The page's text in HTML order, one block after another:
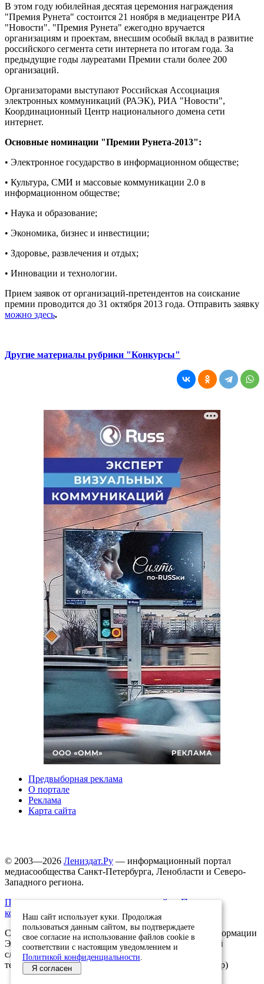
В этом году юбилейная десятая церемония награждения
"Премия Рунета" состоится 21 ноября в медиацентре РИА
"Новости". "Премия Рунета" ежегодно вручается
организациям и проектам, внесшим особый вклад в развитие
российского сегмента сети интернета по итогам года. За
предыдущие годы лауреатами Премии стали более 200
организаций.
Организаторами выступают Российская Ассоциация
электронных коммуникаций (РАЭК), РИА "Новости",
Координационный Центр национального домена сети
интернет.
Основные номинации "Премии Рунета-2013":
• Электронное государство в информационном обществе;
• Культура, СМИ и массовые коммуникации 2.0 в
информационном обществе;
• Наука и образование;
• Экономика, бизнес и инвестиции;
• Здоровье, развлечения и отдых;
• Инновации и технологии.
Прием заявок от организаций-претендентов на соискание
премии проводится до 31 октября 2013 года. Отправить заявку
можно здесь.
Другие материалы рубрики "Конкурсы"
Предвыборная реклама
О портале
Реклама
Карта сайта
© 2003—2026 Лениздат.Ру — информационный портал
медиасообщества Санкт-Петербурга, Ленобласти и Северо-
Западного региона.
Правила использования содержания сайта.
Политика
конфиденциальности.
Свидетельство о регистрации средства массовой информации
ЭЛ №ФС77-91046, выданное 10.03.2026 Федеральной
службой по надзору в сфере связи, информационных
технологий и массовых коммуникаций (Роскомнадзор)
Наш сайт использует куки. Продолжая
пользоваться данным сайтом, вы подтверждаете
свое согласие на использование файлов cookie в
соответствии с настоящим уведомлением и
Политикой конфиденциальности
Я согласен